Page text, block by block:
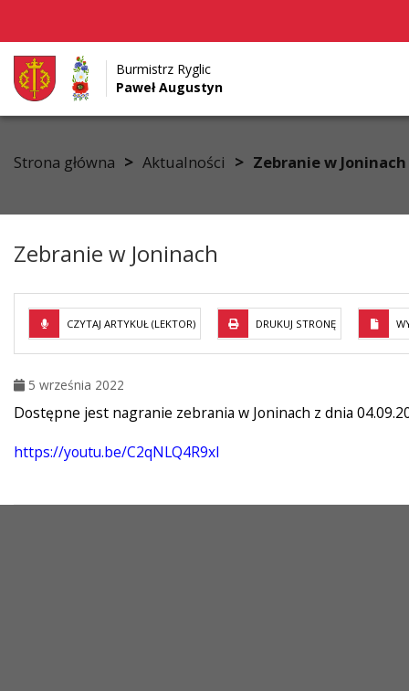
Przejdź do menu
Przejdź do głównej treści strony
Przejdź do stopki strony
Burmistrz Ryglic
Paweł Augustyn
Strona główna > Aktualności > Zebranie w Joninach
Zebranie w Joninach
CZYTAJ ARTYKUŁ (LEKTOR) DRUKUJ STRONĘ
5 września 2022
Dostępne jest nagranie zebrania w Joninach z dnia
https://youtu.be/C2qNLQ4R9xI